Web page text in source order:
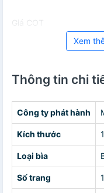
Giá COT
Xem
Thông tin chi
Công ty phát hành
Kích thước
Loại bìa
Số trang